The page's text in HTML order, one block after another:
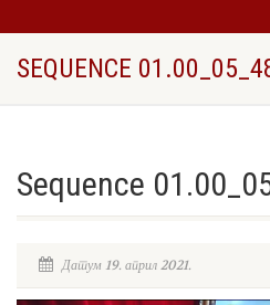
SEQUENCE
Sequence
Датум 19. април 2021.